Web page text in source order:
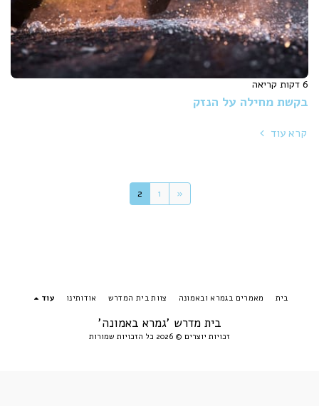
6 דקות קריאה
בקשת מחילה על הנזק
קרא עוד
«
1
2
בית מדרש 'גמרא באמונה'
זכויות יוצרים © 2026 כל הזכויות שמורות
בית מאמרים בגמרא ובאמונה צוות בית המדרש אודותינו עוד